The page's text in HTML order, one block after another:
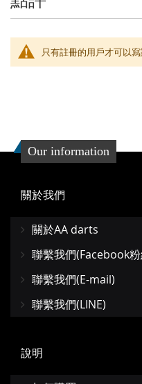
只有註冊的用戶才可以
Our information
關於我們
關於AA darts
聯繫我們(Facebook
聯繫我們(E-mail)
聯繫我們(LINE)
說明